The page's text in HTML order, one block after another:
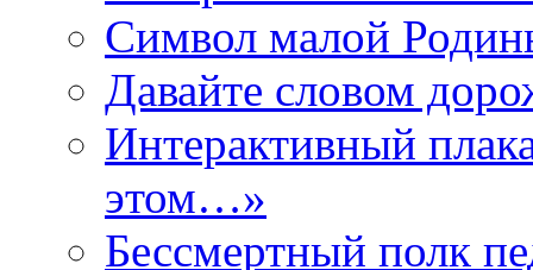
Символ малой
Давайте словом
Интерактивный
этом…»
Бессмертный полк